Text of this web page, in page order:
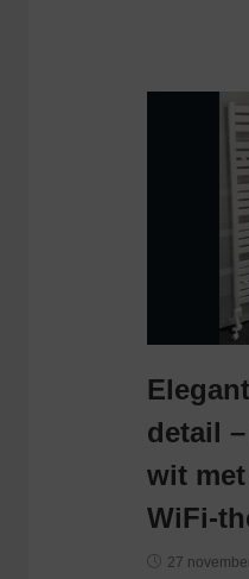
detail
wit
WiFi-
27